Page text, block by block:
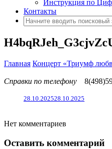
Инструкция по
Контакты
Главная Концерт «Триумф
Справки по телефону
28.10.202528.10.2025
Нет комментариев
Оставить комментарий